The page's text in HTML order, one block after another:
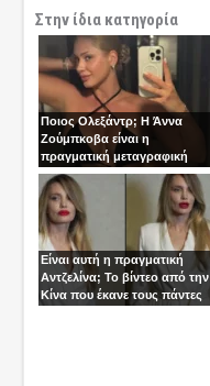
Στην ίδια κατηγορία
Ποιος Ολεξάντρ; Η Άννα
Ζούμπκοβα είναι η
πραγματική μεταγραφική
“βόμβα” της ΑΕΚ!
Είναι αυτή η πραγματική
Αντζελίνα; Το βίντεο από την
Κίνα που έκανε τους πάντες